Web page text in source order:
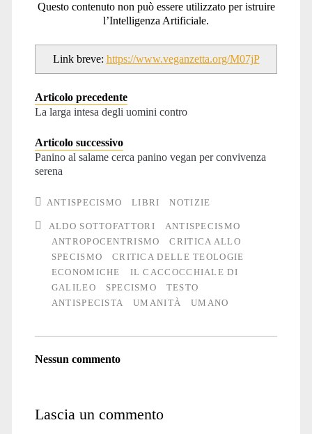
Questo contenuto non può essere utilizzato per istruire
l’Intelligenza Artificiale.
Link breve: https://www.veganzetta.org/M07jP
Articolo precedente
La larga intesa degli uomini contro
Articolo successivo
Panino al salame cerca panino vegan per convivenza
serena
ANTISPECISMO LIBRI NOTIZIE
ALDO SOTTOFATTORI
ANTISPECISMO
ANTROPOCENTRISMO
CRITICA ALLO
SPECISMO
CRITICA DELLE TEOLOGIE
ECONOMICHE
IL CACCOCCHIALE DI
GALILEO
SPECISMO
TESTO
ANTISPECISTA
UMANITÀ UMANO
Nessun commento
Lascia un commento